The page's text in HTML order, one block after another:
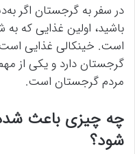
در سفر به گرجستان اگر
باشید، اولین غذایی که
است. خینکالی غذایی
گرجستان دارد و یکی از
مردم گرجستان است.
چه چیزی باعث
شود؟